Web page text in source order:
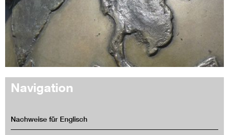
Navigation
Nachweise für Englisch